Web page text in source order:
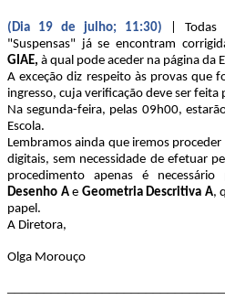
(Dia 19 de julho; 11:30)
| Todas
"Suspensas" já se encontram
GIAE, à qual pode aceder na página da
A exceção diz respeito às provas que
ingresso, cuja verificação deve ser feita
Na segunda-feira, pelas 09h00,
Escola.
Lembramos ainda que iremos
digitais, sem necessidade de efetuar
procedimento apenas é
Desenho Ae Geometria Descritiva A,
papel.
A Diretora,
Olga Morouço